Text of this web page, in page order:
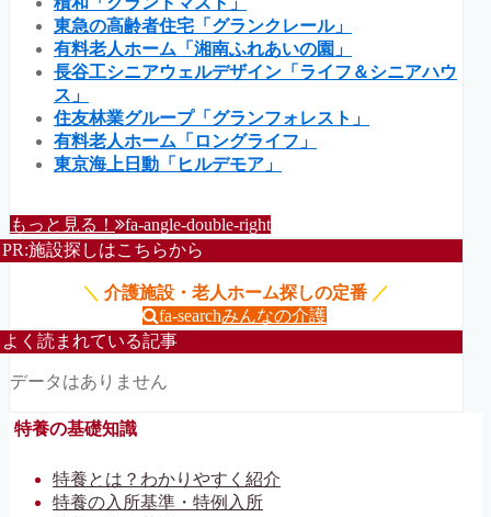
東急の高齢者住宅「グランクレール」
有料老人ホーム「湘南ふれあいの園」
長谷工シニアウェルデザイン「ライフ＆シニアハウ
ス」
住友林業グループ「グランフォレスト」
有料老人ホーム「ロングライフ」
東京海上日動「ヒルデモア」
もっと見る！ fa-angle-double-right
PR:施設探しはこちらから
＼ 介護施設・老人ホーム探しの定番 ／
fa-searchみんなの介護
よく読まれている記事
データはありません
特養の基礎知識
特養とは？わかりやすく紹介
特養の入所基準・特例入所